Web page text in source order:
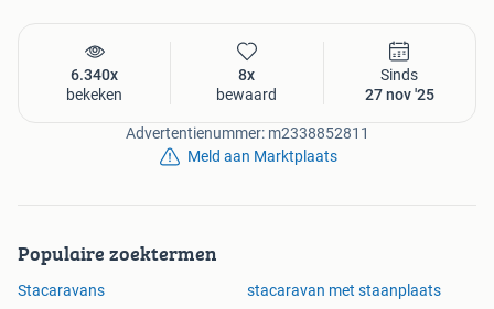
logeerplek waar iedereen zich snel thuis voelt.
*Badkamer
De badkamer is fris en modern ingericht. Een ruime
kleurgebruik en het gevoel van ruimte zorgen ervoor dat de
dag hier ontspannen begint en eindigt.
6.340x
bekeken
8x
bewaard
Sinds
27 nov '25
Advertentienummer: m2338852811
Meld aan Marktplaats
Populaire zoektermen
Stacaravans
stacaravan met staanplaats